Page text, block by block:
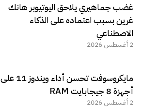
غضب جماهيري يلاحق اليوتيوبر هانك
غرين بسبب اعتماده على الذكاء
الاصطناعي
2 أغسطس 2026
مايكروسوفت تحسن أداء ويندوز 11 على
أجهزة 8 جيجابايت RAM
2 أغسطس 2026